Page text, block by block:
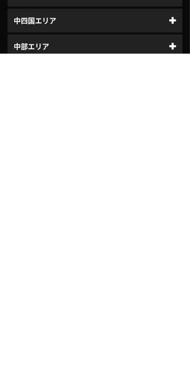
中四国エリア
中部エリア